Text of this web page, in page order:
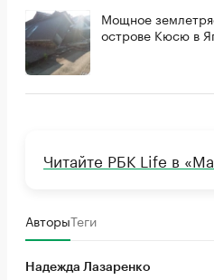
Мощное
острове Кюсю в
Читайте РБК Life в
АвторыТеги
Надежда Лазаренко